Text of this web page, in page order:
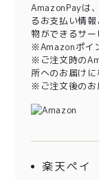
AmazonPayは
るお支払い情
物ができるサー
※Amazonポイ
※ご注文時の
所へのお届けに
※ご注文後のお
楽天ペイ